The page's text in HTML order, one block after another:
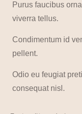
Purus faucibus
viverra tellus.
Condimentum id
pellent.
Odio eu feugiat
consequat nisl.